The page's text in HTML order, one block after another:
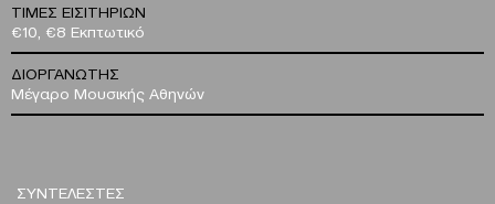
ΤΙΜΕΣ ΕΙΣΙΤΗΡΙΩΝ
€10, €8 Εκπτωτικό
ΔΙΟΡΓΑΝΩΤΗΣ
Μέγαρο Μουσικής Αθηνών
ΣΥΝΤΕΛΕΣΤΕΣ